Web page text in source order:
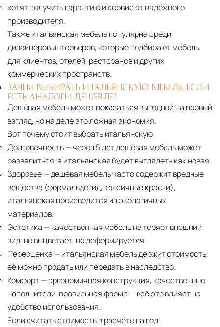
хотят получить гарантию и сервис от надёжного
производителя.
Также итальянская мебель популярна среди
дизайнеров интерьеров, которые подбирают мебель
для клиентов, отелей, ресторанов и других
коммерческих пространств.
ЗАЧЕМ ВЫБИРАТЬ ИТАЛЬЯНСКУЮ МЕБЕЛЬ, ЕСЛИ
ЕСТЬ АНАЛОГИ ДЕШЕВЛЕ?
Дешёвая мебель может показаться выгодной на первый
взгляд, но на деле это ложная экономия.
Вот почему стоит выбрать итальянскую:
Долговечность— через 5 лет дешёвая мебель может
развалиться, а итальянская будет выглядеть как новая.
Здоровье— дешёвая мебель часто содержит вредные
вещества (формальдегид, токсичные краски),
итальянская производится из экологичных
материалов.
Эстетика — качественная мебель не теряет внешний
вид, не выцветает, не деформируется.
Переоценка — итальянская мебель держит стоимость,
её можно продать или передать в наследство.
Комфорт— эргономичная конструкция, качественные
наполнители, правильная форма — всё это влияет на
удобство использования.
Если считать стоимость в расчёте на год